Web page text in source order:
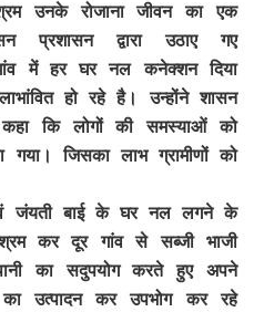
उनके रोजाना जीवन का एक
प्रशासन द्वारा उठाए गए
में हर घर नल कनेक्शन दिया
हो रहे है। उन्होंने शासन
कि लोगों की समस्याओं को
गया। जिसका लाभ ग्रामीणों को
जंयती बाई के घर नल लगने के
कर दूर गांव से सब्जी भाजी
का सदुपयोग करते हुए अपने
उत्पादन कर उपभोग कर रहे